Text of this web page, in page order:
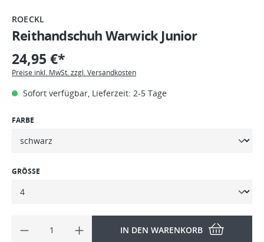
ROECKL
Reithandschuh Warwick Junior
24,95 €*
Preise inkl. MwSt. zzgl. Versandkosten
Sofort verfügbar, Lieferzeit: 2-5 Tage
FARBE
GRÖSSE
IN DEN WARENKORB